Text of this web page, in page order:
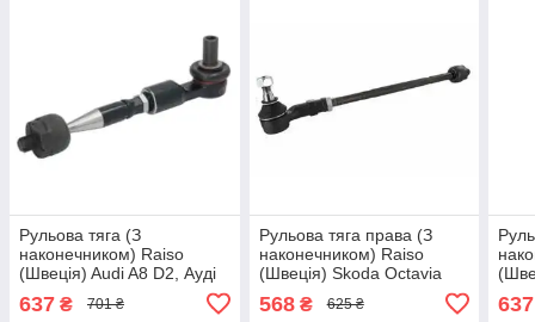
Рульова тяга (З
наконечником) Raiso
(Швеція) Audi A8 D2, Ауді
А8 Д2 94-09 #RL-404801S
UANTQLT7
637 ₴ 701 ₴
Рульова тяга права (З
наконечником) Raiso
(Швеція) Skoda Octavia
#RL-104804S UAKDOSI7
568₴ 625 ₴ 637